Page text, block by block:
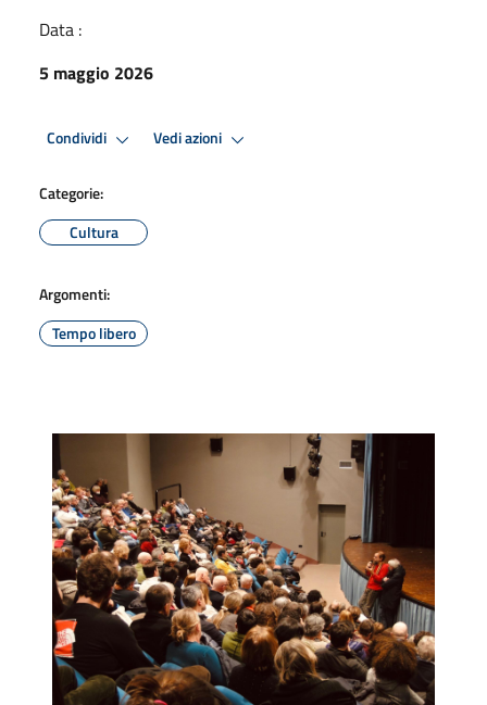
Data :
5 maggio 2026
Condividi Vedi azioni
Categorie:
Cultura
Argomenti:
Tempo libero